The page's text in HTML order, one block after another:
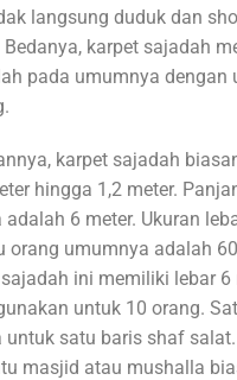
langsung duduk dan
karpet sajadah
pada umumnya dengan
karpet sajadah
hingga 1,2 meter.
6 meter. Ukuran
orang umumnya adalah
ini memiliki lebar 6
untuk 10 orang.
untuk satu baris shaf salat.
masjid atau mushalla